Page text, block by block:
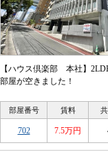
【ハウス倶楽部 本社】
部屋が空きました！
部屋番号 賃料
702 7.5万円